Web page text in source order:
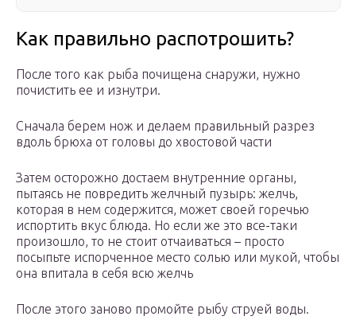
Как правильно распотрошить?
После того как рыба почищена снаружи, нужно
почистить ее и изнутри.
Сначала берем нож и делаем правильный разрез
вдоль брюха от головы до хвостовой части
Затем осторожно достаем внутренние органы,
пытаясь не повредить желчный пузырь: желчь,
которая в нем содержится, может своей горечью
испортить вкус блюда. Но если же это все-таки
произошло, то не стоит отчаиваться – просто
посыпьте испорченное место солью или мукой, чтобы
она впитала в себя всю желчь
После этого заново промойте рыбу струей воды.